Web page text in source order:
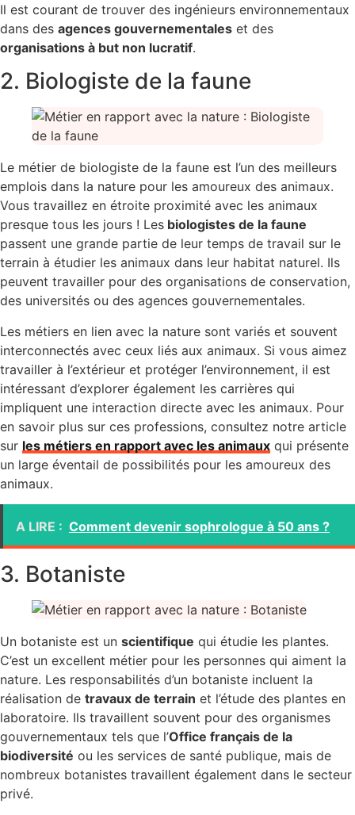
Il est courant de trouver des ingénieurs environnementaux
dans des agences gouvernementales et des
organisations à but non lucratif.
2. Biologiste de la faune
Le métier de biologiste de la faune est l’un des meilleurs
emplois dans la nature pour les amoureux des animaux.
Vous travaillez en étroite proximité avec les animaux
presque tous les jours ! Les biologistes de la faune
passent une grande partie de leur temps de travail sur le
terrain à étudier les animaux dans leur habitat naturel. Ils
peuvent travailler pour des organisations de conservation,
des universités ou des agences gouvernementales.
Les métiers en lien avec la nature sont variés et souvent
interconnectés avec ceux liés aux animaux. Si vous aimez
travailler à l’extérieur et protéger l’environnement, il est
intéressant d’explorer également les carrières qui
impliquent une interaction directe avec les animaux. Pour
en savoir plus sur ces professions, consultez notre article
sur les métiers en rapport avec les animaux qui présente
un large éventail de possibilités pour les amoureux des
animaux.
A LIRE : Comment devenir sophrologue à 50 ans ?
3. Botaniste
Un botaniste est un scientifique qui étudie les plantes.
C’est un excellent métier pour les personnes qui aiment la
nature. Les responsabilités d’un botaniste incluent la
réalisation de travaux de terrain et l’étude des plantes en
laboratoire. Ils travaillent souvent pour des organismes
gouvernementaux tels que l’Office français de la
biodiversité ou les services de santé publique, mais de
nombreux botanistes travaillent également dans le secteur
privé.